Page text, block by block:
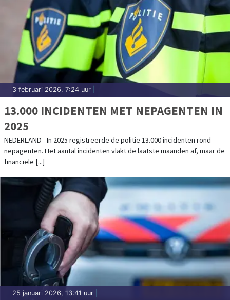
3 februari 2026, 7:24 uur
13.000 INCIDENTEN MET NEPAGENTEN IN
2025
NEDERLAND - In 2025 registreerde de politie 13.000 incidenten rond
nepagenten. Het aantal incidenten vlakt de laatste maanden af, maar de
financiële [...]
25 januari 2026, 13:41 uur